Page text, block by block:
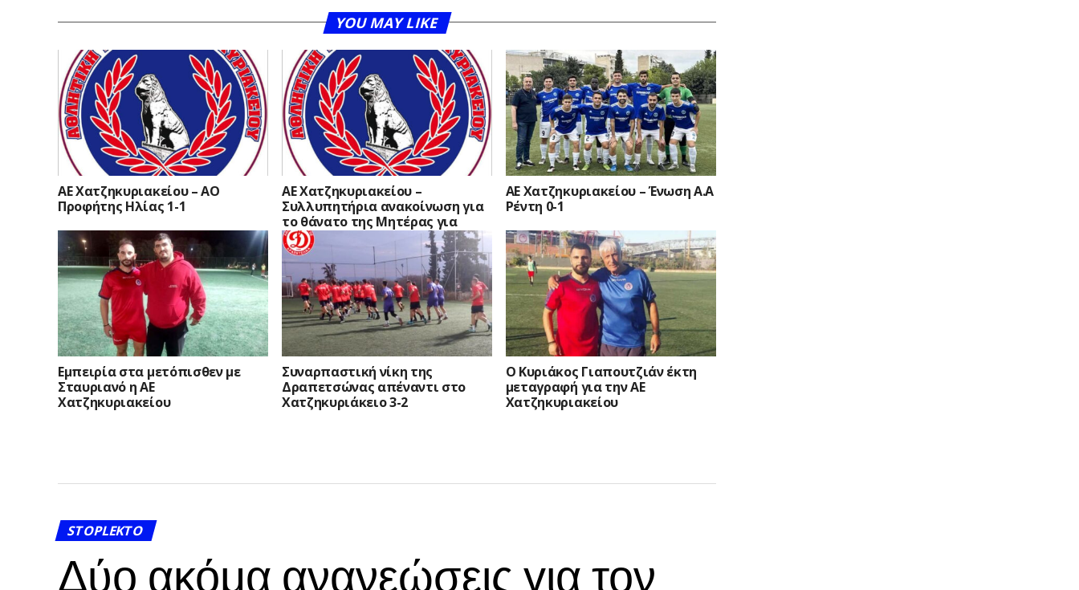
YOU MAY LIKE
ΑΕ Χατζηκυριακείου – ΑΟ
Προφήτης Ηλίας 1-1
ΑΕ Χατζηκυριακείου –
Συλλυπητήρια ανακοίνωση για
το θάνατο της Μητέρας για
Γιαγιάς Ειρήνης Μαρινάκη
ΑΕ Χατζηκυριακείου – Ένωση Α.Α
Ρέντη 0-1
Εμπειρία στα μετόπισθεν με
Σταυριανό η ΑΕ
Χατζηκυριακείου
Συναρπαστική νίκη της
Δραπετσώνας απέναντι στο
Χατζηκυριάκειο 3-2
Ο Κυριάκος Γιαπουτζιάν έκτη
μεταγραφή για την ΑΕ
Χατζηκυριακείου
STOPLEKTO
Δύο ακόμα ανανεώσεις για τον